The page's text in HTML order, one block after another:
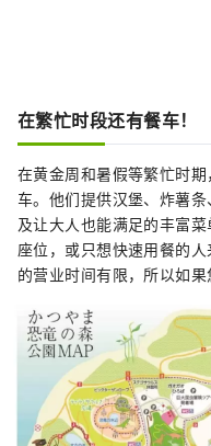
在繁忙时段还有餐车！
在黄金周和暑假等繁忙时
车。他们提供汉堡、炸薯
及让大人也能满足的丰富
座位，或只想快速用餐的
的营业时间有限，所以如果